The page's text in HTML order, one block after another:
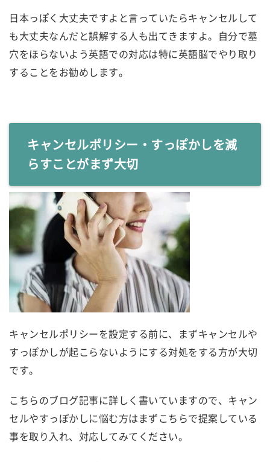
日本っぽく大丈夫ですよと言っていたらキャンセルして
も大丈夫なんだと誤解する人も出てきますよ。自分で墓
穴をほらないよう英語での対応は特に英語脳でやり取り
することをお勧めします。
キャンセルポリシー・すっぽかしを減
らすことがまず大切
キャンセルポリシーを設定する前に、まずキャンセルや
すっぽかしが起こらないようにする対処をする方が大切
です。
こちらのブログ記事に詳しく書いていますので、キャン
セルやすっぽかしに悩む方はまずこちらで提案している
事を取り入れ、対応してみてください。